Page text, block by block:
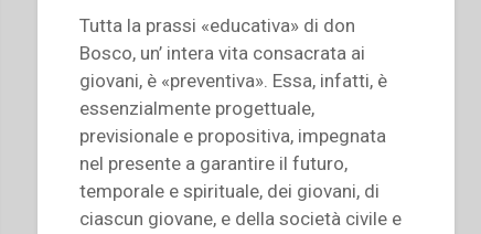
Tutta la prassi «educativa» di don
Bosco, un’ intera vita consacrata ai
giovani, è «preventiva». Essa, infatti, è
essenzialmente progettuale,
previsionale e propositiva, impegnata
nel presente a garantire il futuro,
temporale e spirituale, dei giovani, di
ciascun giovane, e della società civile e